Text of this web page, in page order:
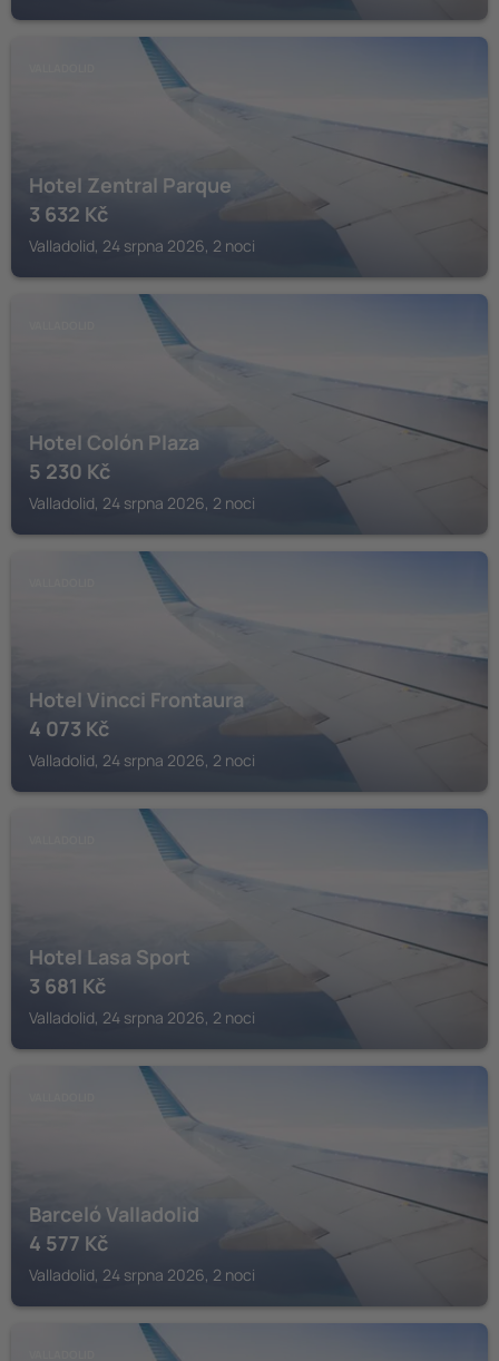
Hotel Zentral Parque
3 632 Kč
Valladolid, 24 srpna 2026, 2 noci
Hotel Colón Plaza
5 230 Kč
Valladolid, 24 srpna 2026, 2 noci
Hotel Vincci Frontaura
4 073 Kč
Valladolid, 24 srpna 2026, 2 noci
Hotel Lasa Sport
3 681 Kč
Valladolid, 24 srpna 2026, 2 noci
Barceló Valladolid
4 577 Kč
Valladolid, 24 srpna 2026, 2 noci